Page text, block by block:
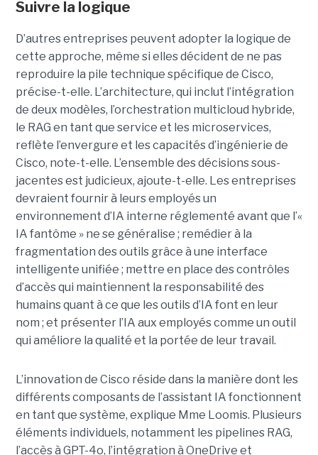
Suivre la logique
D’autres entreprises peuvent adopter la logique de
cette approche, même si elles décident de ne pas
reproduire la pile technique spécifique de Cisco,
précise-t-elle. L’architecture, qui inclut l’intégration
de deux modèles, l’orchestration multicloud hybride,
le RAG en tant que service et les microservices,
reflète l’envergure et les capacités d’ingénierie de
Cisco, note-t-elle. L’ensemble des décisions sous-
jacentes est judicieux, ajoute-t-elle. Les entreprises
devraient fournir à leurs employés un
environnement d’IA interne réglementé avant que l’«
IA fantôme » ne se généralise ; remédier à la
fragmentation des outils grâce à une interface
intelligente unifiée ; mettre en place des contrôles
d’accès qui maintiennent la responsabilité des
humains quant à ce que les outils d’IA font en leur
nom ; et présenter l’IA aux employés comme un outil
qui améliore la qualité et la portée de leur travail.
L’innovation de Cisco réside dans la manière dont les
différents composants de l’assistant IA fonctionnent
en tant que système, explique Mme Loomis. Plusieurs
éléments individuels, notamment les pipelines RAG,
l’accès à GPT-4o, l’intégration à OneDrive et